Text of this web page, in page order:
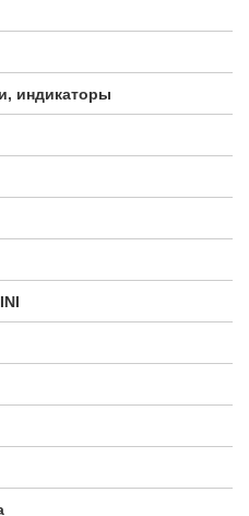
индикаторы